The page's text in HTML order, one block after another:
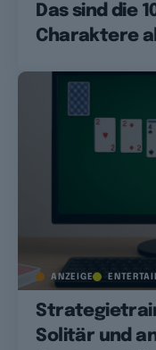
Das sind die
Charaktere
ANZEIGE
Solitär und